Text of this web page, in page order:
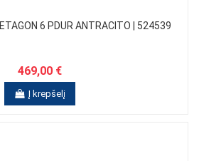
6 PDUR ANTRACITO | 524539
469,00 €
Į krepšelį